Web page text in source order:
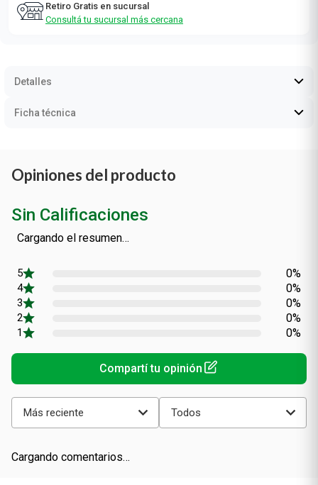
Retiro Gratis en sucursal
Consultá tu sucursal más cercana
Detalles
Ficha técnica
Opiniones del producto
Sin Calificaciones
Cargando el resumen…
0%
0%
0%
0%
0%
Más reciente Todos
Cargando comentarios…